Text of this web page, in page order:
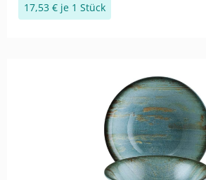
17,53 € je 1 Stück